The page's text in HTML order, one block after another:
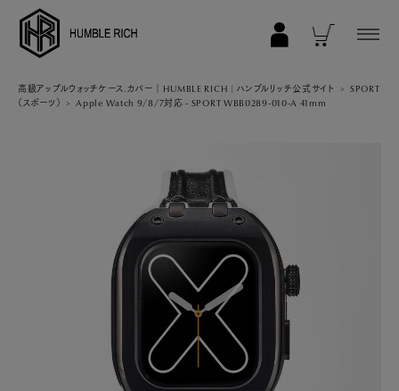
COLLECTION
AppleWatch Ultra 2/1(49mm)
AppleWatch 9/8/7 (41mm)
AppleWatch 9/8/7 (45mm)
AppleWatch SE 3/2/1 (40mm)
AppleWatch SE 3/2/1 (44mm)
STRAP/Accessory
高級アップルウォッチケース.カバー｜HUMBLE RICH | ハンブルリッチ公式サイト
SPORT
（スポーツ）
Apple Watch 9/8/7対応 - SPORT WBB0289-010-A 41mm